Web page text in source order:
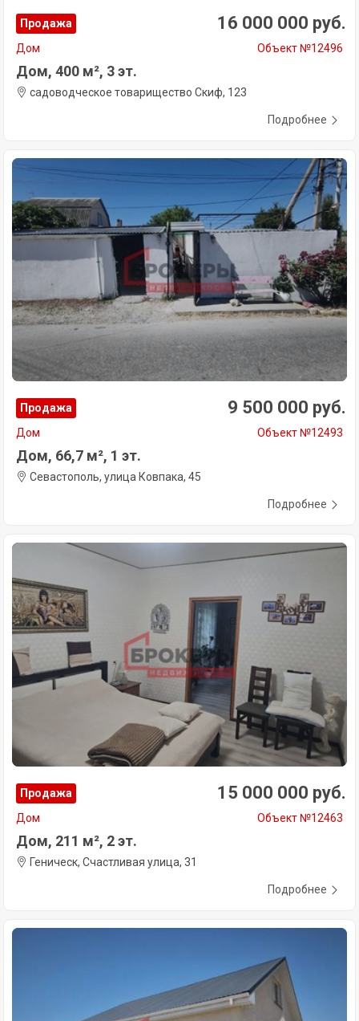
Продажа 16 000 000 руб.
Дом Объект №12496
Дом, 400 м², 3 эт.
садоводческое товарищество Скиф, 123
Подробнее
Продажа 9 500 000 руб.
Дом Объект №12493
Дом, 66,7 м², 1 эт.
Севастополь, улица Ковпака, 45
Подробнее
Продажа 15 000 000 руб.
Дом Объект №12463
Дом, 211 м², 2 эт.
Геническ, Счастливая улица, 31
Подробнее